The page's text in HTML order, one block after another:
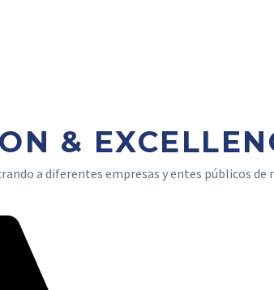
&
a diferentes empresas y entes públicos